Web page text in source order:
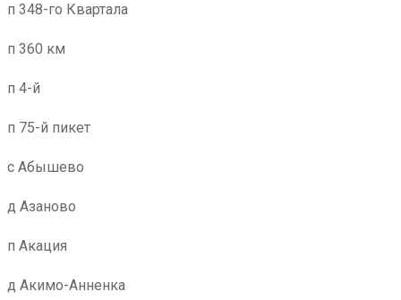
п 348-го Квартала
п 360 км
п 4-й
п 75-й пикет
с Абышево
д Азаново
п Акация
д Акимо-Анненка